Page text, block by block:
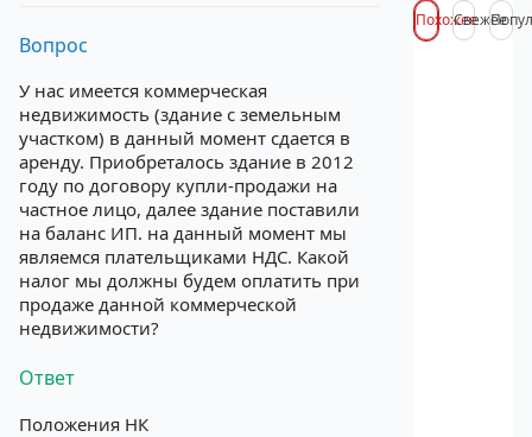
Вопрос
У нас имеется коммерческая
недвижимость (здание с земельным
участком) в данный момент сдается в
аренду. Приобреталось здание в 2012
году по договору купли-продажи на
частное лицо, далее здание поставили
на баланс ИП. на данный момент мы
являемся плательщиками НДС. Какой
налог мы должны будем оплатить при
продаже данной коммерческой
недвижимости?
Ответ
Положения НК
ПохожееСвежее